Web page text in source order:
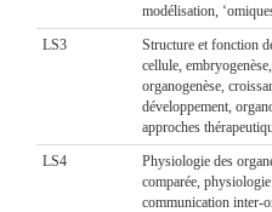
modélisation,
LS3
Structure et fonction
cellule,
organogenèse,
développement,
approches
LS4
Physiologie des
comparée,
communication inter-